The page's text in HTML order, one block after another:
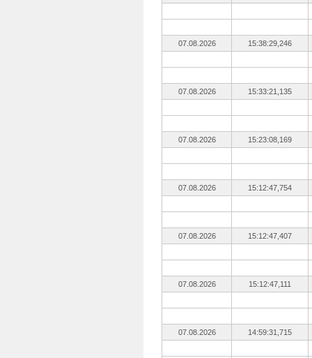
07.08.2026 15:38:29,246
07.08.2026 15:33:21,135
07.08.2026 15:23:08,169
07.08.2026 15:12:47,754
07.08.2026 15:12:47,407
07.08.2026 15:12:47,111
07.08.2026 14:59:31,715